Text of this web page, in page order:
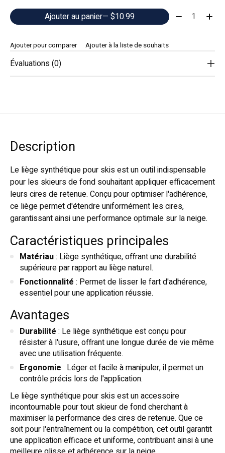
Ajouter au panier
— $10.99 Quantité:
Ajouter pour comparer Ajouter à la liste de souhaits
Évaluations (0)
Description
Le liège synthétique pour skis est un outil indispensable
pour les skieurs de fond souhaitant appliquer efficacement
leurs cires de retenue. Conçu pour optimiser l'adhérence,
ce liège permet d'étendre uniformément les cires,
garantissant ainsi une performance optimale sur la neige.
Caractéristiques principales
Matériau: Liège synthétique, offrant une durabilité
supérieure par rapport au liège naturel.
Fonctionnalité : Permet de lisser le fart d'adhérence,
essentiel pour une application réussie.
Avantages
Durabilité : Le liège synthétique est conçu pour
résister à l'usure, offrant une longue durée de vie même
avec une utilisation fréquente.
Ergonomie : Léger et facile à manipuler, il permet un
contrôle précis lors de l'application.
Le liège synthétique pour skis est un accessoire
incontournable pour tout skieur de fond cherchant à
maximiser la performance des cires de retenue. Que ce
soit pour l'entraînement ou la compétition, cet outil garantit
une application efficace et uniforme, contribuant ainsi à une